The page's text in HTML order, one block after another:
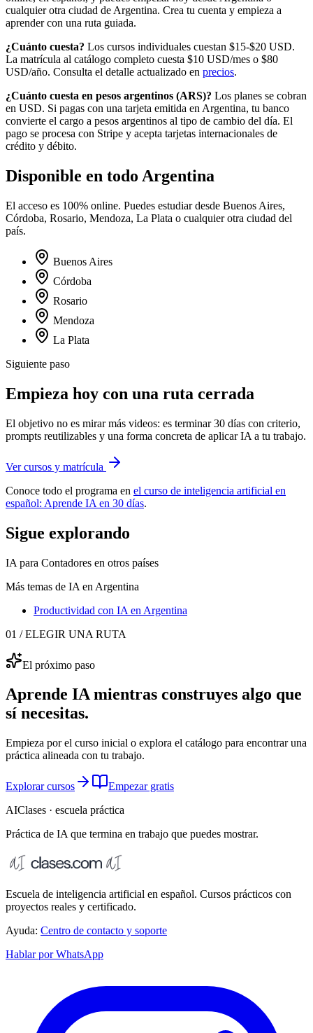
cualquier otra ciudad de Argentina. Crea tu cuenta y empieza a
aprender con una ruta guiada.
¿Cuánto cuesta? Los cursos individuales cuestan $15-$20 USD.
La matrícula al catálogo completo cuesta $10 USD/mes o $80
USD/año. Consulta el detalle actualizado en precios.
¿Cuánto cuesta en pesos argentinos (ARS)? Los planes se cobran
en USD. Si pagas con una tarjeta emitida en Argentina, tu banco
convierte el cargo a pesos argentinos al tipo de cambio del día. El
pago se procesa con Stripe y acepta tarjetas internacionales de
crédito y débito.
Disponible en todo Argentina
El acceso es 100% online. Puedes estudiar desde Buenos Aires,
Córdoba, Rosario, Mendoza, La Plata o cualquier otra ciudad del
país.
Buenos Aires
Córdoba
Rosario
Mendoza
La Plata
Siguiente paso
Empieza hoy con una ruta cerrada
El objetivo no es mirar más videos: es terminar 30 días con criterio,
prompts reutilizables y una forma concreta de aplicar IA a tu trabajo.
Ver cursos y matrícula
Conoce todo el programa en el curso de inteligencia artificial en
español: Aprende IA en 30 días.
Sigue explorando
IA para Contadores en otros países
Más temas de IA en Argentina
Productividad con IA en Argentina
01 / ELEGIR UNA RUTA
El próximo paso
Aprende IA mientras construyes algo que
sí necesitas.
Empieza por el curso inicial o explora el catálogo para encontrar una
práctica alineada con tu trabajo.
Explorar cursos
Empezar gratis
AIClases · escuela práctica
Práctica de IA que termina en trabajo que puedes mostrar.
Escuela de inteligencia artificial en español. Cursos prácticos con
proyectos reales y certificado.
Ayuda: Centro de contacto y soporte
Hablar por WhatsApp